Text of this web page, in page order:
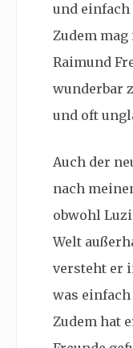
und
Zudem
Raimund
wunderbar
und oft
Auch der
nach
obwohl
Welt
versteht er
was
Zudem hat